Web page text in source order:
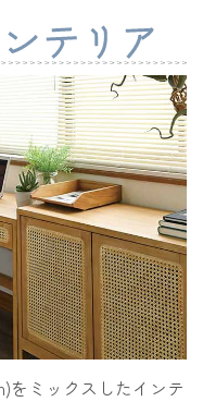
をミックスしたインテ